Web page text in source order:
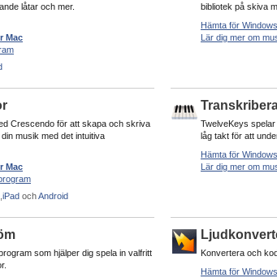
låtar och mer.
Mac
Crescendo för att skapa och skriva
musik med det intuitiva
Mac
iPad ochAndroid
som hjälper dig spela in valfritt
bibliotek på skiva
Hämta för Windows
Lär dig mer om
TwelveKeys
låg takt för att
Hämta för Windows
Lär dig mer om
Konvertera och
Hämta för Windows